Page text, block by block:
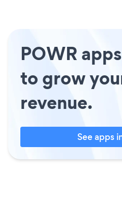
POWR
to grow
revenue.
See apps